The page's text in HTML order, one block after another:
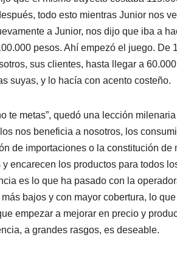
todo esto mientras Junior nos
a Junior, nos dijo que iba a
pesos. Ahí empezó el juego. De
sus clientes, hasta llegar a
suyas, y lo hacía con acento costeño.
te metas”, quedó una lección
nos beneficia a nosotros, los
de importaciones o la constitución de
encarecen los productos para todos
es lo que ha pasado con la
bajos y con mayor cobertura, lo
empezar a mejorar en precio y
a grandes rasgos, es deseable.